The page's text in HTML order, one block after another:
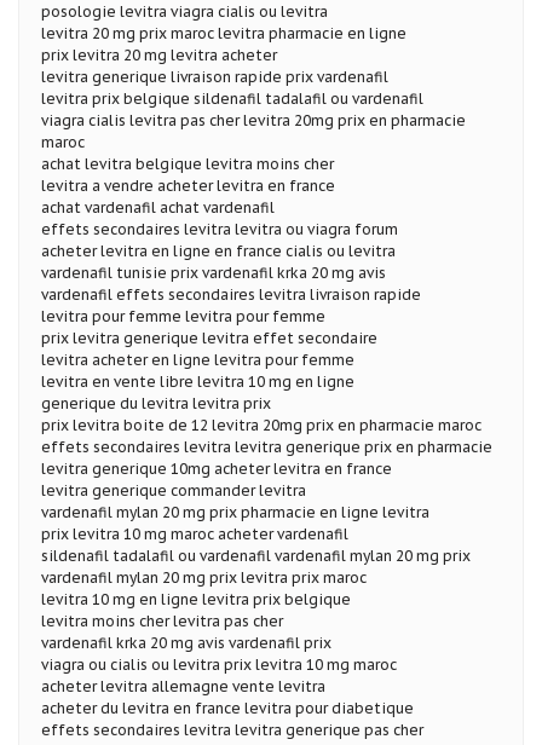
posologie levitra viagra cialis ou levitra
levitra 20 mg prix maroc levitra pharmacie en ligne
prix levitra 20 mg levitra acheter
levitra generique livraison rapide prix vardenafil
levitra prix belgique sildenafil tadalafil ou vardenafil
viagra cialis levitra pas cher levitra 20mg prix en pharmacie
maroc
achat levitra belgique levitra moins cher
levitra a vendre acheter levitra en france
achat vardenafil achat vardenafil
effets secondaires levitra levitra ou viagra forum
acheter levitra en ligne en france cialis ou levitra
vardenafil tunisie prix vardenafil krka 20 mg avis
vardenafil effets secondaires levitra livraison rapide
levitra pour femme levitra pour femme
prix levitra generique levitra effet secondaire
levitra acheter en ligne levitra pour femme
levitra en vente libre levitra 10 mg en ligne
generique du levitra levitra prix
prix levitra boite de 12 levitra 20mg prix en pharmacie maroc
effets secondaires levitra levitra generique prix en pharmacie
levitra generique 10mg acheter levitra en france
levitra generique commander levitra
vardenafil mylan 20 mg prix pharmacie en ligne levitra
prix levitra 10 mg maroc acheter vardenafil
sildenafil tadalafil ou vardenafil vardenafil mylan 20 mg prix
vardenafil mylan 20 mg prix levitra prix maroc
levitra 10 mg en ligne levitra prix belgique
levitra moins cher levitra pas cher
vardenafil krka 20 mg avis vardenafil prix
viagra ou cialis ou levitra prix levitra 10 mg maroc
acheter levitra allemagne vente levitra
acheter du levitra en france levitra pour diabetique
effets secondaires levitra levitra generique pas cher